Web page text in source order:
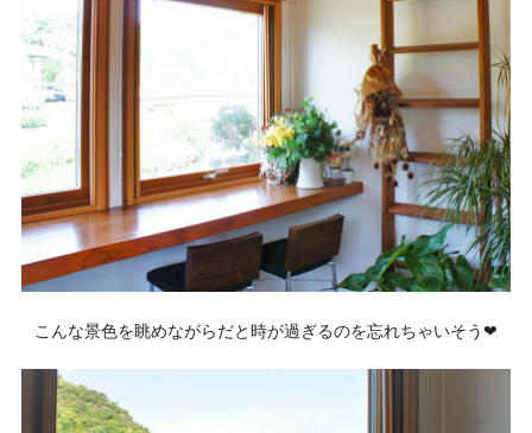
こんな景色を眺めながらだと時が過ぎるのを忘れちゃいそう❤